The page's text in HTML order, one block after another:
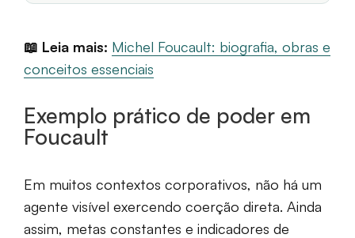
📖 Leia mais: Michel Foucault: biografia, obras e
conceitos essenciais
Exemplo prático de poder em
Foucault
Em muitos contextos corporativos, não há um
agente visível exercendo coerção direta. Ainda
assim, metas constantes e indicadores de